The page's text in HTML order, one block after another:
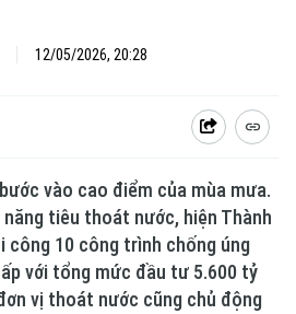
12/05/2026, 20:28
vào cao điểm của mùa mưa.
tiêu thoát nước, hiện Thành
công 10 công trình chống úng
với tổng mức đầu tư 5.600 tỷ
vị thoát nước cũng chủ động